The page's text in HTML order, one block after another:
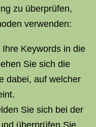
zu überprüfen,
verwenden:
Keywords in die
Sie sich die
dabei, auf welcher
Sie sich bei der
überprüfen Sie